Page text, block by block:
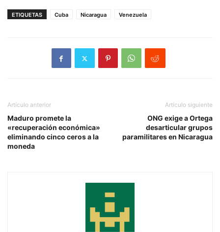
ETIQUETAS Cuba Nicaragua Venezuela
Artículo anterior
Maduro promete la
«recuperación económica»
eliminando cinco ceros a la
moneda
Artículo siguiente
ONG exige a Ortega
desarticular grupos
paramilitares en Nicaragua